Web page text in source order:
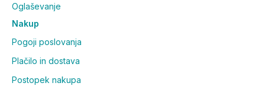
Oglaševanje
Nakup
Pogoji poslovanja
Plačilo in dostava
Postopek nakupa